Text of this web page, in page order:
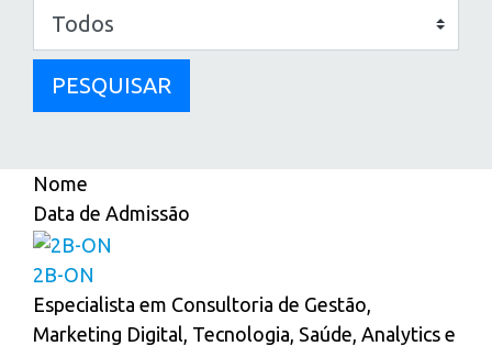
PESQUISAR
Nome
Data de Admissão
2B-ON
Especialista em Consultoria de Gestão,
Marketing Digital, Tecnologia, Saúde, Analytics e